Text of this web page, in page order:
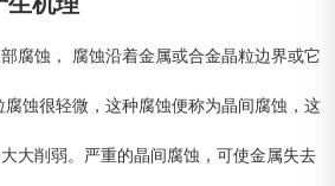
生机理
腐蚀， 腐蚀沿着金属或合金晶粒边界或它
蚀很轻微，这种腐蚀便称为晶间腐蚀，这
大削弱。严重的晶间腐蚀，可使金属失去